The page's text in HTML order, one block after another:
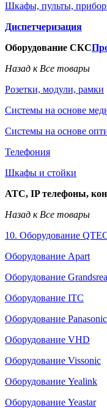
Шкафы, пульты,
Диспетчеризация
Оборудование СКС
Назад к Все товары
Розетки, модули, рамки
Системы на основе
Системы на основе
Телефония
Шкафы и стойки
АТС, IP телефоны,
Назад к Все товары
10. Оборудование
Оборудование Apart
Оборудование
Оборудование ITC
Оборудование Panasonic
Оборудование VHD
Оборудование Vissonic
Оборудование Yealink
Оборудование Yeastar